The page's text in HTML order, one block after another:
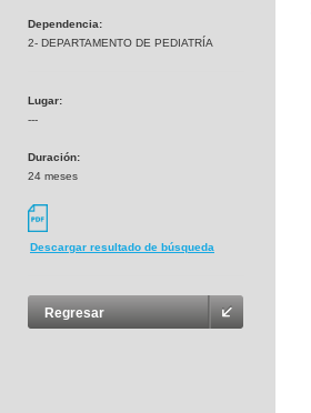
Dependencia:
2- DEPARTAMENTO DE PEDIATRÍA
Lugar:
---
Duración:
24 meses
Descargar resultado de búsqueda
Regresar